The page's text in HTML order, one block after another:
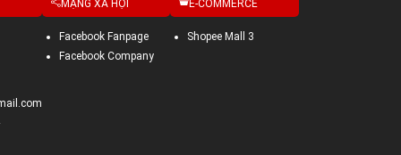
MẠNG XÃ HỘI
Facebook Fanpage
Facebook Company
E-COMMERCE
Shopee Mall 3